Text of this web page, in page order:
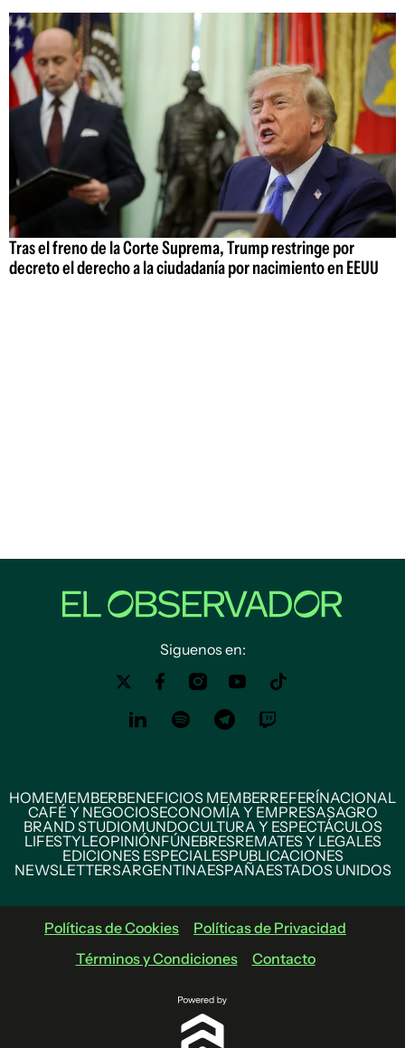
Tras el freno de la Corte Suprema, Trump restringe por
decreto el derecho a la ciudadanía por nacimiento en EEUU
Siguenos en:
HOMEMEMBERBENEFICIOS MEMBERREFERÍNACIONAL
CAFÉ Y NEGOCIOSECONOMÍA Y EMPRESASAGRO
BRAND STUDIOMUNDOCULTURA Y ESPECTÁCULOS
LIFESTYLEOPINIÓNFÚNEBRESREMATES Y LEGALES
EDICIONES ESPECIALESPUBLICACIONES
NEWSLETTERSARGENTINAESPAÑAESTADOS UNIDOS
Políticas de Cookies
Políticas de Privacidad
Términos y Condiciones
Contacto